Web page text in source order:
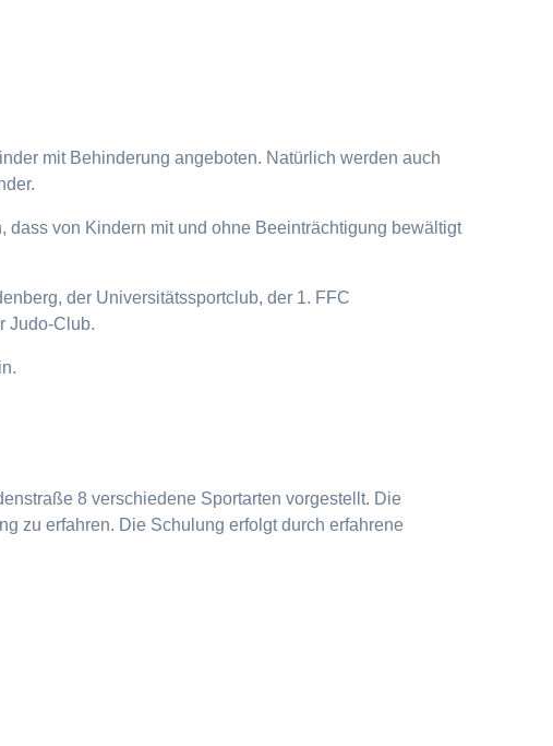
mit Behinderung angeboten. Natürlich werden auch
von Kindern mit und ohne Beeinträchtigung bewältigt
der Universitätssportclub, der 1. FFC
Judo-Club.
8 verschiedene Sportarten vorgestellt. Die
zu erfahren. Die Schulung erfolgt durch erfahrene